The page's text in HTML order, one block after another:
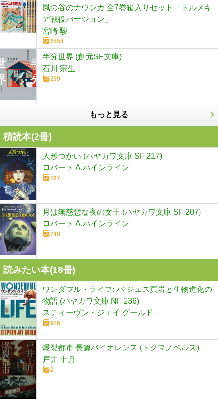
風の谷のナウシカ 全7巻箱入りセット「トルメキ
ア戦役バージョン」
宮崎 駿
2554
半分世界 (創元SF文庫)
石川 宗生
269
もっと見る
積読本(2冊)
人形つかい (ハヤカワ文庫 SF 217)
ロバート A.ハインライン
167
月は無慈悲な夜の女王 (ハヤカワ文庫 SF 207)
ロバート A.ハインライン
749
読みたい本(18冊)
ワンダフル・ライフ: バ-ジェス頁岩と生物進化の
物語 (ハヤカワ文庫 NF 236)
スティーヴン・ジェイ グールド
916
爆裂都市 長篇バイオレンス (トクマノベルズ)
戸井 十月
2